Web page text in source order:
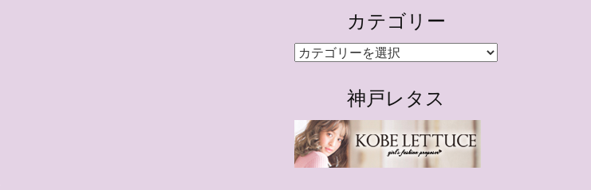
カテゴリー
カ
ー
神戸レタス